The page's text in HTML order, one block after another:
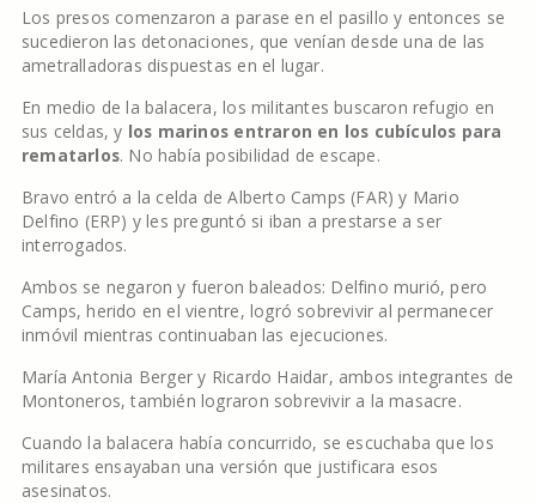
Los presos comenzaron a parase en el pasillo y entonces se
sucedieron las detonaciones, que venían desde una de las
ametralladoras dispuestas en el lugar.
En medio de la balacera, los militantes buscaron refugio en
sus celdas, y los marinos entraron en los cubículos para
rematarlos. No había posibilidad de escape.
Bravo entró a la celda de Alberto Camps (FAR) y Mario
Delfino (ERP) y les preguntó si iban a prestarse a ser
interrogados.
Ambos se negaron y fueron baleados: Delfino murió, pero
Camps, herido en el vientre, logró sobrevivir al permanecer
inmóvil mientras continuaban las ejecuciones.
María Antonia Berger y Ricardo Haidar, ambos integrantes de
Montoneros, también lograron sobrevivir a la masacre.
Cuando la balacera había concurrido, se escuchaba que los
militares ensayaban una versión que justificara esos
asesinatos.